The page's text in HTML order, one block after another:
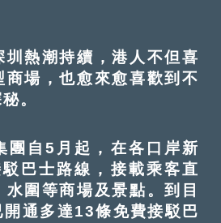
熱潮持續，港人不但喜
商場，也愈來愈喜歡到不
。
自5月起，在各口岸新
巴士路線，接載乘客直
圍等商場及景點。到目
通多達13條免費接駁巴